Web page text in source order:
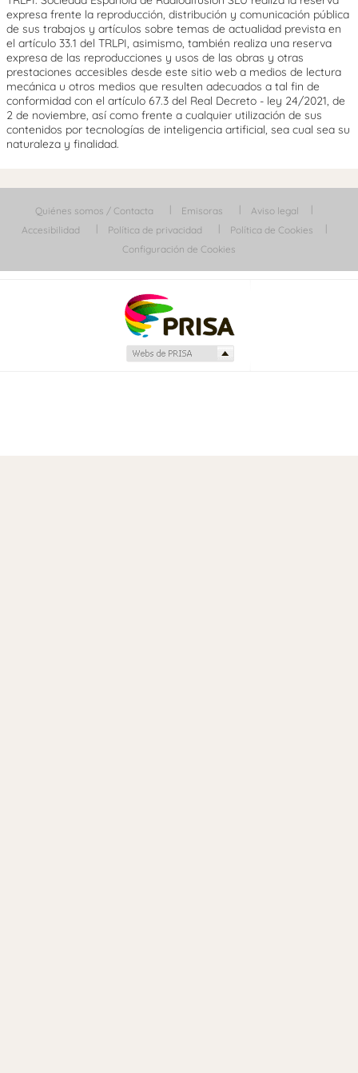
expresa frente la reproducción, distribución y comunicación pública
de sus trabajos y artículos sobre temas de actualidad prevista en
el artículo 33.1 del TRLPI, asimismo, también realiza una reserva
expresa de las reproducciones y usos de las obras y otras
prestaciones accesibles desde este sitio web a medios de lectura
mecánica u otros medios que resulten adecuados a tal fin de
conformidad con el artículo 67.3 del Real Decreto - ley 24/2021, de
2 de noviembre, así como frente a cualquier utilización de sus
contenidos por tecnologías de inteligencia artificial, sea cual sea su
naturaleza y finalidad.
Quiénes somos / Contacta Emisoras
Aviso legal
Accesibilidad
Política de privacidad
Política de Cookies
Configuración de Cookies